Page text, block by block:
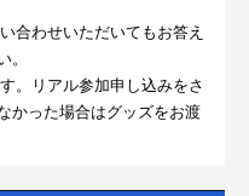
合わせいただいてもお答え
。
。リアル参加申し込みをさ
かった場合はグッズをお渡